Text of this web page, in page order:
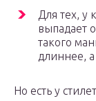
Для тех, у
выпадает
такого
длиннее,
Но есть у